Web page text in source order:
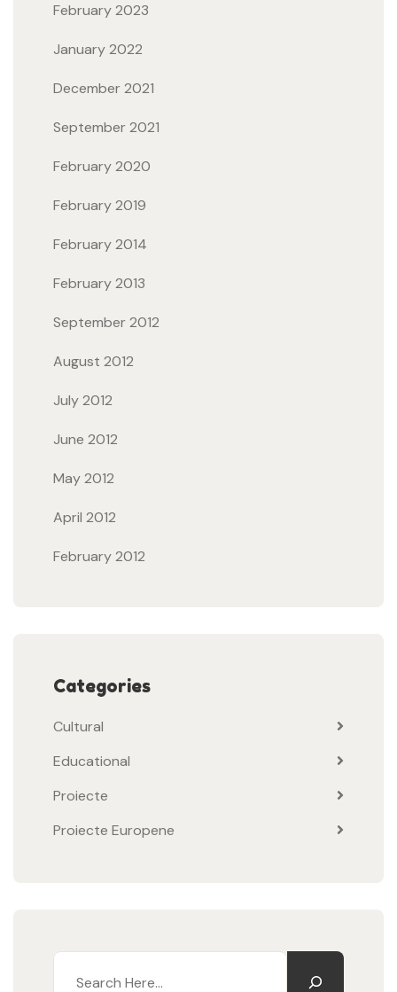
February 2023
January 2022
December 2021
September 2021
February 2020
February 2019
February 2014
February 2013
September 2012
August 2012
July 2012
June 2012
May 2012
April 2012
February 2012
Categories
Cultural
Educational
Proiecte
Proiecte Europene